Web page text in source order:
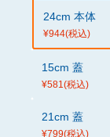
24cm 本体
¥944(税込)
15cm 蓋
¥581(税込)
21cm 蓋
¥799(税込)